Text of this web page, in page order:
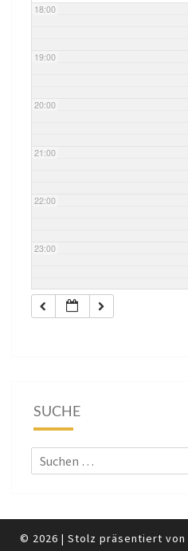
18:00
19:00
20:00
21:00
22:00
23:00
SUCHE
Suchen
nach:
© 2026 | Stolz präsentiert von